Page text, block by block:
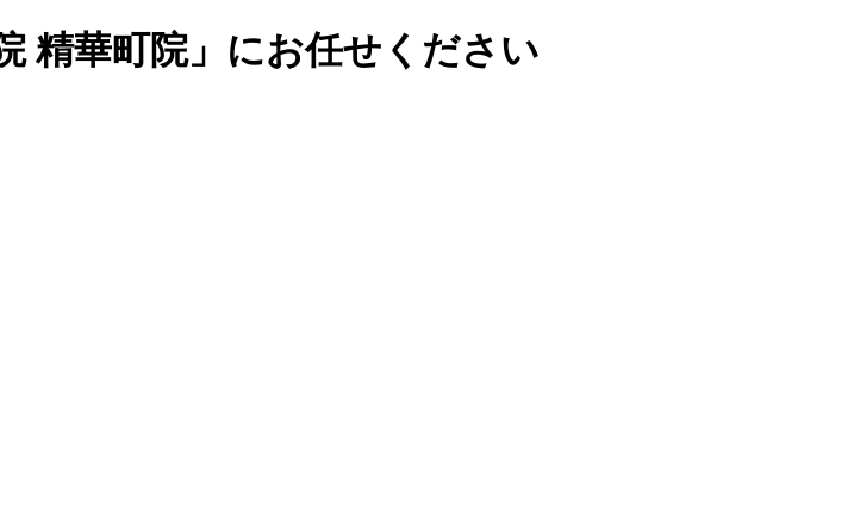
精華町院」にお任せください